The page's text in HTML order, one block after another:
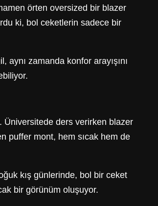
örten oversized bir blazer
ki, bol ceketlerin sadece bir
zamanda konfor arayışını
Üniversitede ders verirken blazer
puffer mont, hem sıcak hem de
kış günlerinde, bol bir ceket
bir görünüm oluşuyor.